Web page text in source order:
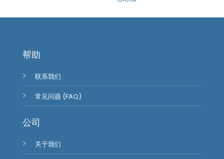
帮助
联系我们
常见问题 (FAQ)
公司
关于我们